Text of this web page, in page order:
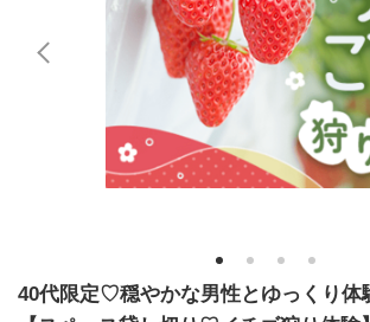
1 2 3 4
40代限定♡穏やかな男性とゆっくり体